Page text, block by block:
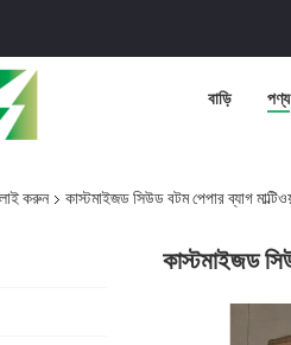
বাড়ি পণ্য
করুন কাস্টমাইজড সিউড বটম পেপার ব্যাগ
কাস্টমাইজড